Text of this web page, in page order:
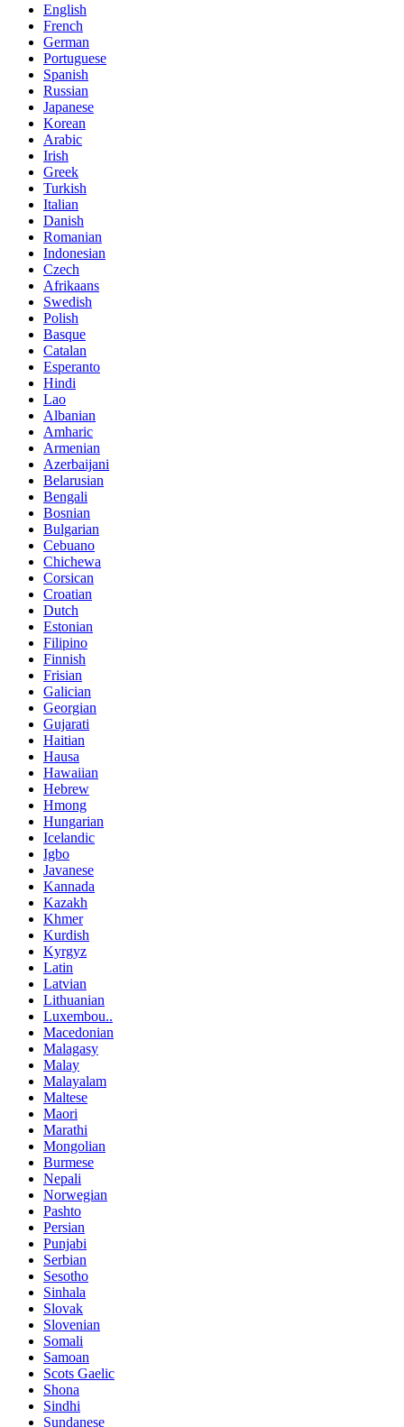
English
French
German
Portuguese
Spanish
Russian
Japanese
Korean
Arabic
Irish
Greek
Turkish
Italian
Danish
Romanian
Indonesian
Czech
Afrikaans
Swedish
Polish
Basque
Catalan
Esperanto
Hindi
Lao
Albanian
Amharic
Armenian
Azerbaijani
Belarusian
Bengali
Bosnian
Bulgarian
Cebuano
Chichewa
Corsican
Croatian
Dutch
Estonian
Filipino
Finnish
Frisian
Galician
Georgian
Gujarati
Haitian
Hausa
Hawaiian
Hebrew
Hmong
Hungarian
Icelandic
Igbo
Javanese
Kannada
Kazakh
Khmer
Kurdish
Kyrgyz
Latin
Latvian
Lithuanian
Luxembou..
Macedonian
Malagasy
Malay
Malayalam
Maltese
Maori
Marathi
Mongolian
Burmese
Nepali
Norwegian
Pashto
Persian
Punjabi
Serbian
Sesotho
Sinhala
Slovak
Slovenian
Somali
Samoan
Scots Gaelic
Shona
Sindhi
Sundanese